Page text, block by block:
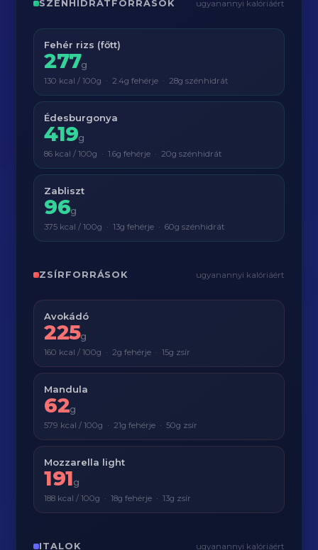
SZÉNHIDRÁTFORRÁSOK ugyanannyi kalóriáért
Fehér rizs (főtt)
277g
130 kcal / 100g · 2.4g fehérje · 28g szénhidrát
Édesburgonya
419g
86 kcal / 100g · 1.6g fehérje · 20g szénhidrát
Zabliszt
96g
375 kcal / 100g · 13g fehérje · 60g szénhidrát
ZSÍRFORRÁSOK ugyanannyi kalóriáért
Avokádó
225g
160 kcal / 100g · 2g fehérje · 15g zsír
Mandula
62g
579 kcal / 100g · 21g fehérje · 50g zsír
Mozzarella light
191g
188 kcal / 100g · 18g fehérje · 13g zsír
ITALOK ugyanannyi kalóriáért